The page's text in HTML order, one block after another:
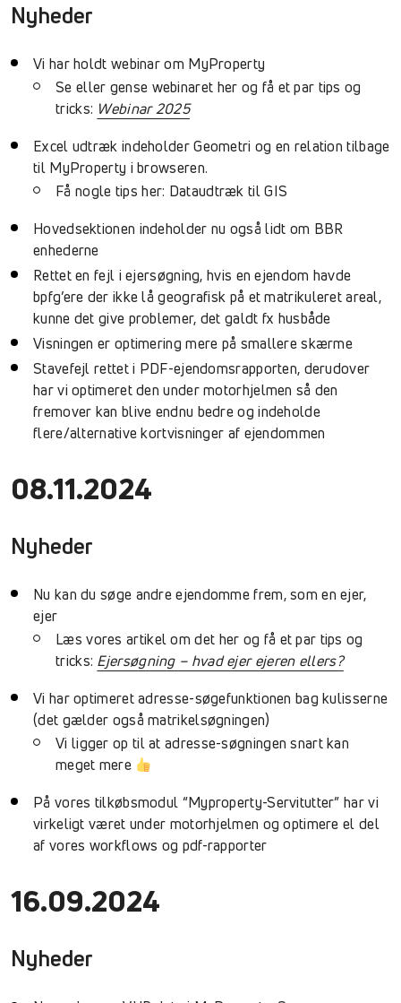
Nyheder
Vi har holdt webinar om MyProperty
Se eller gense webinaret her og få et par tips og
tricks: Webinar 2025
Excel udtræk indeholder Geometri og en relation tilbage
til MyProperty i browseren.
Få nogle tips her: Dataudtræk til GIS
Hovedsektionen indeholder nu også lidt om BBR
enhederne
Rettet en fejl i ejersøgning, hvis en ejendom havde
bpfg’ere der ikke lå geografisk på et matrikuleret areal,
kunne det give problemer, det galdt fx husbåde
Visningen er optimering mere på smallere skærme
Stavefejl rettet i PDF-ejendomsrapporten, derudover
har vi optimeret den under motorhjelmen så den
fremover kan blive endnu bedre og indeholde
flere/alternative kortvisninger af ejendommen
08.11.2024
Nyheder
Nu kan du søge andre ejendomme frem, som en ejer,
ejer
Læs vores artikel om det her og få et par tips og
tricks: Ejersøgning – hvad ejer ejeren ellers?
Vi har optimeret adresse-søgefunktionen bag kulisserne
(det gælder også matrikelsøgningen)
Vi ligger op til at adresse-søgningen snart kan
meget mere
På vores tilkøbsmodul “Myproperty-Servitutter” har vi
virkeligt været under motorhjelmen og optimere el del
af vores workflows og pdf-rapporter
16.09.2024
Nyheder